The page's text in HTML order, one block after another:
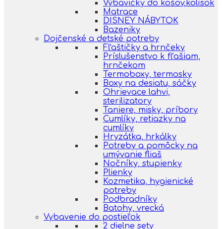
Výbavičky do košov,kolísok
Matrace
DISNEY NÁBYTOK
Bazeniky
Dojčenské a detské potreby
Fľaštičky a hrnčeky
Príslušenstvo k fľašiam,
hrnčekom
Termoboxy, termosky
Boxy na desiatu, sáčky
Ohrievace lahvi,
sterilizatory
Taniere, misky, príbory
Cumlíky, retiazky na
cumlíky
Hryzátka, hrkálky
Potreby a pomôcky na
umývanie fliaš
Nočníky, stupienky
Plienky
Kozmetika, hygienické
potreby
Podbradníky
Batohy, vrecká
Vybavenie do postieľok
2 dielne sety